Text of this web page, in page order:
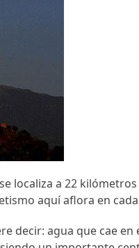
localiza a 22
aquí aflora en
decir: agua que cae